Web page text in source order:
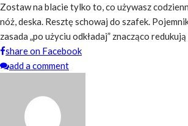
Zostaw na blacie tylko to, co używasz
nóż, deska. Resztę schowaj do szafek.
zasada „po użyciu odkładaj” znacząco redukują
share on Facebook
add a comment